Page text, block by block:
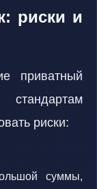
риски и
приватный
стандартам
риски:
суммы,